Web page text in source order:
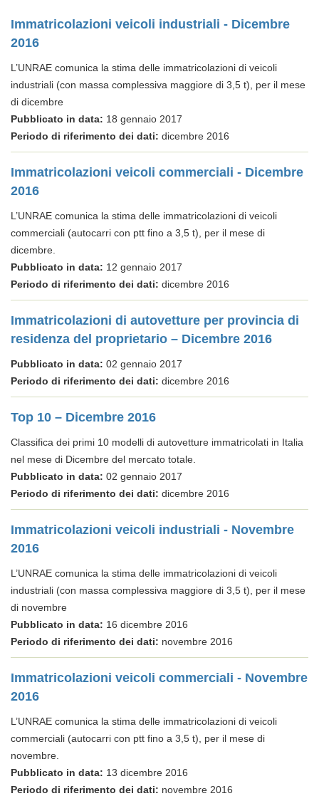
Immatricolazioni veicoli industriali - Dicembre
2016
L’UNRAE comunica la stima delle immatricolazioni di veicoli
industriali (con massa complessiva maggiore di 3,5 t), per il mese
di dicembre
Pubblicato in data: 18 gennaio 2017
Periodo di riferimento dei dati: dicembre 2016
Immatricolazioni veicoli commerciali - Dicembre
2016
L’UNRAE comunica la stima delle immatricolazioni di veicoli
commerciali (autocarri con ptt fino a 3,5 t), per il mese di
dicembre.
Pubblicato in data: 12 gennaio 2017
Periodo di riferimento dei dati: dicembre 2016
Immatricolazioni di autovetture per provincia di
residenza del proprietario – Dicembre 2016
Pubblicato in data: 02 gennaio 2017
Periodo di riferimento dei dati: dicembre 2016
Top 10 – Dicembre 2016
Classifica dei primi 10 modelli di autovetture immatricolati in Italia
nel mese di Dicembre del mercato totale.
Pubblicato in data: 02 gennaio 2017
Periodo di riferimento dei dati: dicembre 2016
Immatricolazioni veicoli industriali - Novembre
2016
L’UNRAE comunica la stima delle immatricolazioni di veicoli
industriali (con massa complessiva maggiore di 3,5 t), per il mese
di novembre
Pubblicato in data: 16 dicembre 2016
Periodo di riferimento dei dati: novembre 2016
Immatricolazioni veicoli commerciali - Novembre
2016
L’UNRAE comunica la stima delle immatricolazioni di veicoli
commerciali (autocarri con ptt fino a 3,5 t), per il mese di
novembre.
Pubblicato in data: 13 dicembre 2016
Periodo di riferimento dei dati: novembre 2016